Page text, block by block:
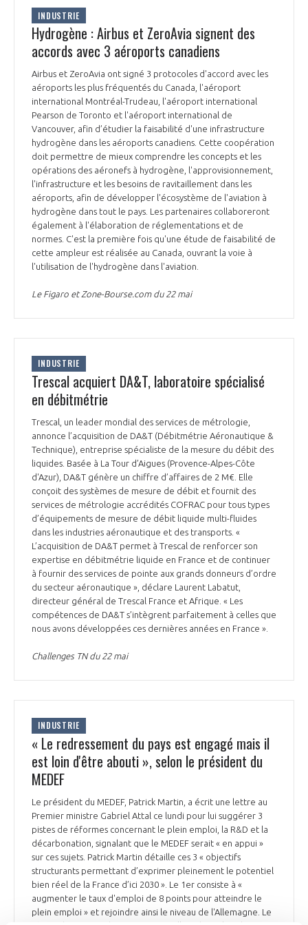
INDUSTRIE
Hydrogène : Airbus et ZeroAvia signent des
accords avec 3 aéroports canadiens
Airbus et ZeroAvia ont signé 3 protocoles d'accord avec les
aéroports les plus fréquentés du Canada, l'aéroport
international Montréal-Trudeau, l'aéroport international
Pearson de Toronto et l'aéroport international de
Vancouver, afin d’étudier la faisabilité d'une infrastructure
hydrogène dans les aéroports canadiens. Cette coopération
doit permettre de mieux comprendre les concepts et les
opérations des aéronefs à hydrogène, l'approvisionnement,
l'infrastructure et les besoins de ravitaillement dans les
aéroports, afin de développer l'écosystème de l'aviation à
hydrogène dans tout le pays. Les partenaires collaboreront
également à l'élaboration de réglementations et de
normes. C'est la première fois qu'une étude de faisabilité de
cette ampleur est réalisée au Canada, ouvrant la voie à
l'utilisation de l'hydrogène dans l'aviation.
Le Figaro et Zone-Bourse.com du 22 mai
INDUSTRIE
Trescal acquiert DA&T, laboratoire spécialisé
en débitmétrie
Trescal, un leader mondial des services de métrologie,
annonce l’acquisition de DA&T (Débitmétrie Aéronautique &
Technique), entreprise spécialiste de la mesure du débit des
liquides. Basée à La Tour d’Aigues (Provence-Alpes-Côte
d'Azur), DA&T génère un chiffre d’affaires de 2 M€. Elle
conçoit des systèmes de mesure de débit et fournit des
services de métrologie accrédités COFRAC pour tous types
d’équipements de mesure de débit liquide multi-fluides
dans les industries aéronautique et des transports. «
L’acquisition de DA&T permet à Trescal de renforcer son
expertise en débitmétrie liquide en France et de continuer
à fournir des services de pointe aux grands donneurs d’ordre
du secteur aéronautique », déclare Laurent Labatut,
directeur général de Trescal France et Afrique. « Les
compétences de DA&T s’intègrent parfaitement à celles que
nous avons développées ces dernières années en France ».
Challenges TN du 22 mai
INDUSTRIE
« Le redressement du pays est engagé mais il
est loin d'être abouti », selon le président du
MEDEF
Le président du MEDEF, Patrick Martin, a écrit une lettre au
Premier ministre Gabriel Attal ce lundi pour lui suggérer 3
pistes de réformes concernant le plein emploi, la R&D et la
décarbonation, signalant que le MEDEF serait « en appui »
sur ces sujets. Patrick Martin détaille ces 3 « objectifs
structurants permettant d’exprimer pleinement le potentiel
bien réel de la France d’ici 2030 ». Le 1er consiste à «
augmenter le taux d'emploi de 8 points pour atteindre le
plein emploi » et rejoindre ainsi le niveau de l'Allemagne. Le